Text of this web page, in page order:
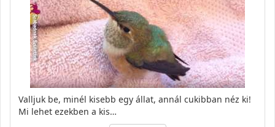
Valljuk be, minél kisebb egy állat, annál cukibban néz ki!
Mi lehet ezekben a kis…